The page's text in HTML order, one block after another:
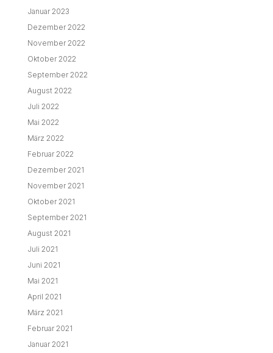
Januar 2023
Dezember 2022
November 2022
Oktober 2022
September 2022
August 2022
Juli 2022
Mai 2022
März 2022
Februar 2022
Dezember 2021
November 2021
Oktober 2021
September 2021
August 2021
Juli 2021
Juni 2021
Mai 2021
April 2021
März 2021
Februar 2021
Januar 2021